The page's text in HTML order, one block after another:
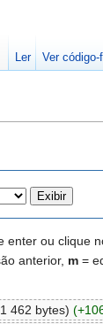
ou clique
anterior, m =
462 bytes)
Ler Ver código-